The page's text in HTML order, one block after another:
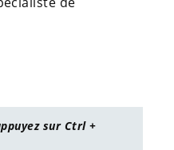
sur Ctrl +